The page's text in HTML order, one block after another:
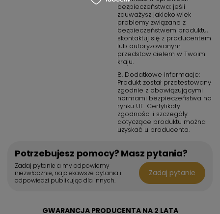
bezpieczeństwa: jeśli
zauważysz jakiekolwiek
problemy związane z
bezpieczeństwem produktu,
skontaktuj się z producentem
lub autoryzowanym
przedstawicielem w Twoim
kraju.
8. Dodatkowe informacje:
Produkt został przetestowany
zgodnie z obowiązującymi
normami bezpieczeństwa na
rynku UE. Certyfikaty
zgodności i szczegóły
dotyczące produktu można
uzyskać u producenta.
Potrzebujesz pomocy? Masz pytania?
Zadaj pytanie a my odpowiemy
niezwłocznie, najciekawsze pytania i
odpowiedzi publikując dla innych.
Zadaj pytanie
GWARANCJA PRODUCENTA NA 2 LATA